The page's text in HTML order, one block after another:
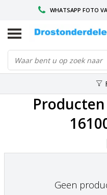
WHATSAPP FOTO
VOOR 16.00
Geen